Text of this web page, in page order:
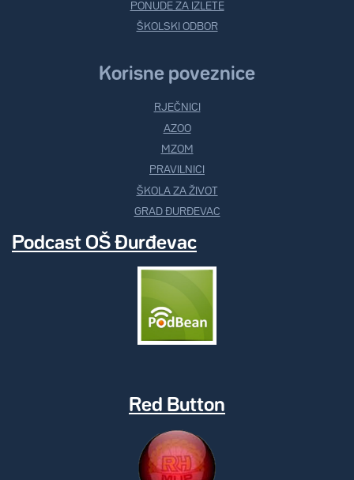
PONUDE ZA IZLETE
ŠKOLSKI ODBOR
Korisne poveznice
RJEČNICI
AZOO
MZOM
PRAVILNICI
ŠKOLA ZA ŽIVOT
GRAD ĐURĐEVAC
Podcast OŠ Đurđevac
Red Button